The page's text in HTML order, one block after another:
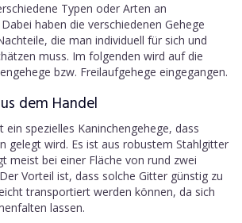
Typen oder Arten an
haben die verschiedenen Gehege
die man individuell für sich und
muss. Im folgenden wird auf die
bzw. Freilaufgehege eingegangen.
dem Handel
ein spezielles Kaninchengehege, dass
gelegt wird. Es ist aus robustem Stahlgitter
meist bei einer Fläche von rund zwei
Vorteil ist, dass solche Gitter günstig zu
transportiert werden können, da sich
lassen.